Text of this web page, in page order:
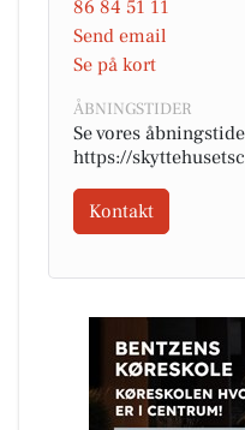
86 84 51 11
Send email
Se på kort
ÅBNINGSTIDER
Se vores
https://
Kontakt